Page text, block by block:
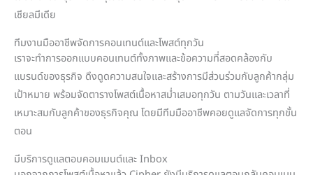
เชียลมีเดีย
ทีมงานมืออาชีพจัดการคอนเทนต์และโพสต์ทุกวัน
เราจะทำการออกแบบคอนเทนต์ทั้งภาพและข้อความที่สอดคล้องกับ
แบรนด์ของธุรกิจ ดึงดูดความสนใจและสร้างการมีส่วนร่วมกับลูกค้ากลุ่ม
เป้าหมาย พร้อมจัดตารางโพสต์เนื้อหาสม่ำเสมอทุกวัน ตามวันและเวลาที่
เหมาะสมกับลูกค้าของธุรกิจคุณ โดยมีทีมมืออาชีพคอยดูแลจัดการทุกขั้น
ตอน
มีบริการดูแลตอบคอมเมนต์และ Inbox